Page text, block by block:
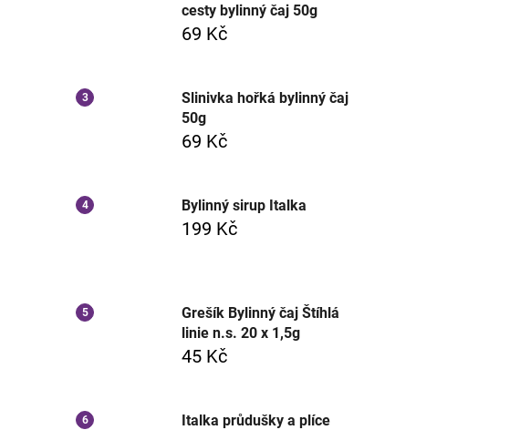
cesty bylinný čaj 50g
69 Kč
Slinivka hořká bylinný čaj
50g
69 Kč
Bylinný sirup Italka
199 Kč
Grešík Bylinný čaj Štíhlá
linie n.s. 20 x 1,5g
45 Kč
Italka průdušky a plíce